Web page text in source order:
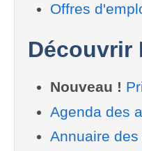
Offres
Découvrir
Nouveau !
Agenda des
Annuaire